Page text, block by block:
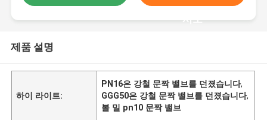
시오
제품 설명
하이 라이트:
PN16은 강철 문짝 밸브를 던졌습니다,
GGG50은 강철 문짝 밸브를 던졌습니다,
볼 밀 pn10 문짝 밸브